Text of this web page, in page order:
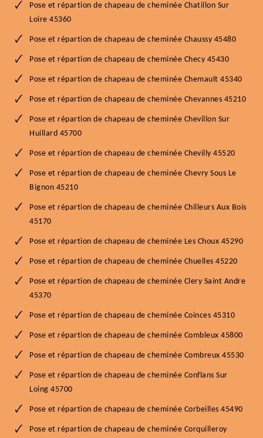
Pose et répartion de chapeau de cheminée Chatillon Sur
Loire 45360
Pose et répartion de chapeau de cheminée Chaussy 45480
Pose et répartion de chapeau de cheminée Checy 45430
Pose et répartion de chapeau de cheminée Chemault 45340
Pose et répartion de chapeau de cheminée Chevannes 45210
Pose et répartion de chapeau de cheminée Chevillon Sur
Huillard 45700
Pose et répartion de chapeau de cheminée Chevilly 45520
Pose et répartion de chapeau de cheminée Chevry Sous Le
Bignon 45210
Pose et répartion de chapeau de cheminée Chilleurs Aux Bois
45170
Pose et répartion de chapeau de cheminée Les Choux 45290
Pose et répartion de chapeau de cheminée Chuelles 45220
Pose et répartion de chapeau de cheminée Clery Saint Andre
45370
Pose et répartion de chapeau de cheminée Coinces 45310
Pose et répartion de chapeau de cheminée Combleux 45800
Pose et répartion de chapeau de cheminée Combreux 45530
Pose et répartion de chapeau de cheminée Conflans Sur
Loing 45700
Pose et répartion de chapeau de cheminée Corbeilles 45490
Pose et répartion de chapeau de cheminée Corquilleroy